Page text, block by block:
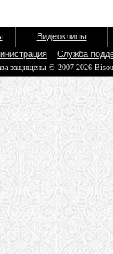
Видеоклипы
Служба
защищены © 2007-2026